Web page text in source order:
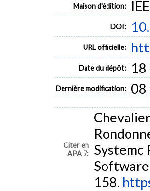
Maison d'édition:
DOI:
URL officielle:
Date du dépôt: 18
Dernière modification: 08
Citer en
APA 7:
Systemc
158.